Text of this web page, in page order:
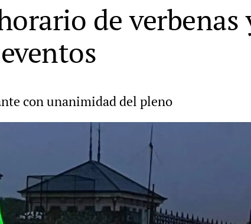
de verbenas
con unanimidad del pleno